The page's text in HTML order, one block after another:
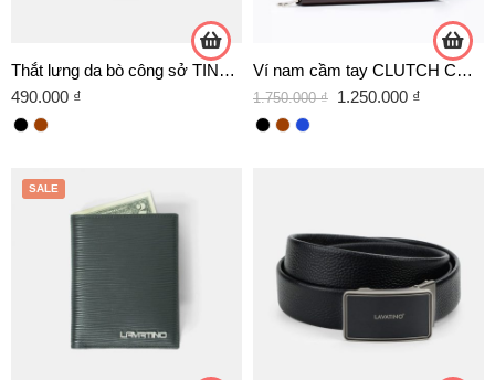
Thắt lưng da bò công sở TINO 07 – D04 TRẮNG
490.000 ₫
Ví nam cầm tay CLUTCH CONAL da bò chính hãng Lavatino [CLB13]
1.750.000₫ 1.250.000 ₫
SALE